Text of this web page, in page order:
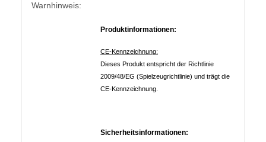
Warnhinweis:
Produktinformationen:
CE-Kennzeichnung:
Dieses Produkt entspricht der Richtlinie
2009/48/EG (Spielzeugrichtlinie) und trägt die
CE-Kennzeichnung.
Sicherheitsinformationen: